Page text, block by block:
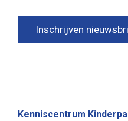
Inschrijven
Kenniscentrum